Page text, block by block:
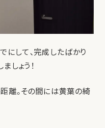
にして、完成したばかり
しょう！
離。その間には黄葉の綺